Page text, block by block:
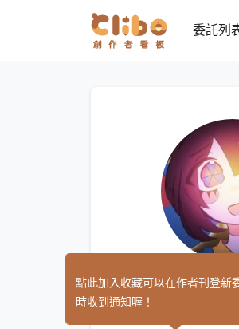
委託列
點此加入收藏可以在作者刊登新
時收到通知喔！